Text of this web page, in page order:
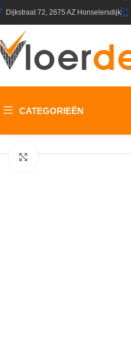
Dijkstraat 72, 2675 AZ Honselersdijk
CATEGORIEËN
Klik om te vergroten